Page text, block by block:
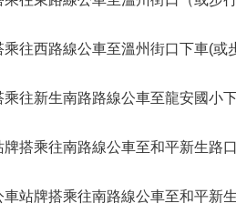
往西路線公車至溫州街口下車(或
往新生南路路線公車至龍安國小
搭乘往南路線公車至和平新生路
站牌搭乘往南路線公車至和平新